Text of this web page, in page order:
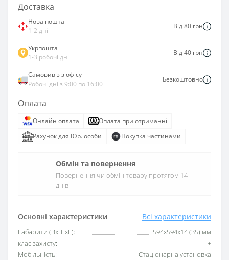
Основні характеристики Всі характеристики
Габарити (ВхШхГ):
594х594х14 (35) мм
клас захисту:
I+
Мобільність:
Стаціонарна установка
Доставка
Нова пошта
1-2 дні
Від 80 грн
Укрпошта
1-3 робочі дні
Від 40 грн
Самовивіз з офісу
Робочі дні з 9:00 по 16:00
Безкоштовно
Оплата
Онлайн оплата
Оплата при отриманні
Рахунок для Юр. особи
Покупка частинами
Обмін та повернення
Повернення чи обмін товару протягом 14
днів